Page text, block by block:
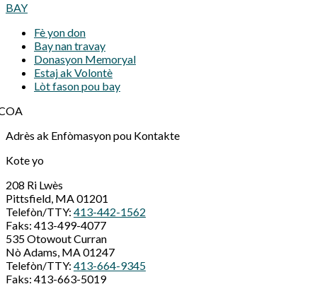
BAY
Fè yon don
Bay nan travay
Donasyon Memoryal
Estaj ak Volontè
Lòt fason pou bay
Adrès ak Enfòmasyon pou Kontakte
Kote yo
208 Ri Lwès
Pittsfield, MA 01201
Telefòn/TTY: 413-442-1562
Faks: 413-499-4077
535 Otowout Curran
Nò Adams, MA 01247
Telefòn/TTY: 413-664-9345
Faks: 413-663-5019